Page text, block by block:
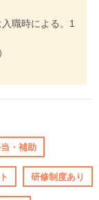
職時による。1
・補助
研修制度あり